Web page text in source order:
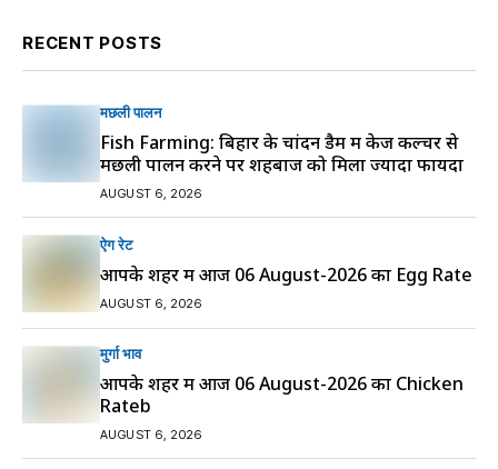
RECENT POSTS
मछली पालन
Fish Farming: बिहार के चांदन डैम में केज कल्चर से
मछली पालन करने पर शहबाज को मिला ज्यादा फायदा
AUGUST 6, 2026
ऐग रेट
आपके शहर में आज 06 August-2026 का Egg Rate
AUGUST 6, 2026
मुर्गा भाव
आपके शहर में आज 06 August-2026 का Chicken
Rateb
AUGUST 6, 2026